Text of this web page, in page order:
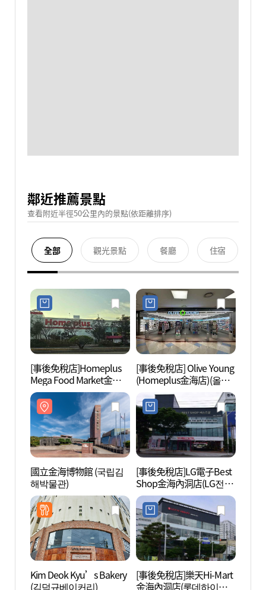
鄰近推薦景點
查看附近半徑50公里內的景點(依距離排序)
全部 觀光景點 餐廳 住宿
[事後免稅店]Homeplus
Mega Food Market金海
店(홈플러스 메가푸드마
켓 김해점)
[事後免稅店] Olive Young
(Homeplus金海店)(올리
브영 홈플러스김해점)
國立金海博物館 (국립김
해박물관)
[事後免稅店]LG電子Best
Shop金海內洞店(LG전자
베스트샵 김해내동점)
Kim Deok Kyu’s Bakery
(김덕규베이커리)
[事後免稅店]樂天Hi-Mart
金海內洞店(롯데하이마